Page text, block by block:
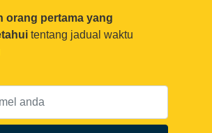
orang pertama yang
tentang jadual waktu